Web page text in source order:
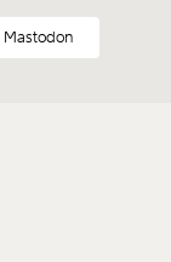
Mastodon